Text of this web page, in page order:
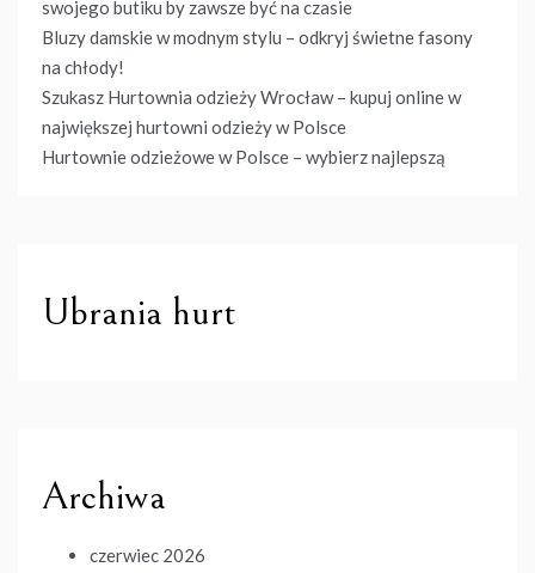
swojego butiku by zawsze być na czasie
Bluzy damskie w modnym stylu – odkryj świetne fasony
na chłody!
Szukasz Hurtownia odzieży Wrocław – kupuj online w
największej hurtowni odzieży w Polsce
Hurtownie odzieżowe w Polsce – wybierz najlepszą
Ubrania hurt
Archiwa
czerwiec 2026